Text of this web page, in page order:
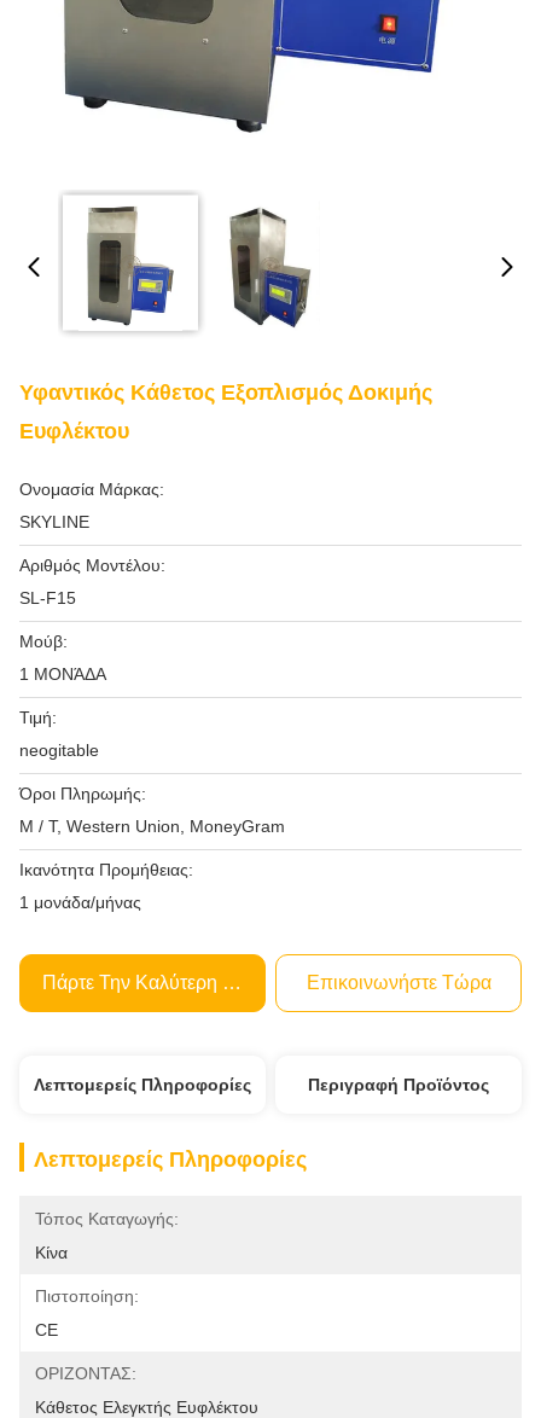
Υφαντικός Κάθετος Εξοπλισμός Δοκιμής
Ευφλέκτου
Ονομασία Μάρκας:
SKYLINE
Αριθμός Μοντέλου:
SL-F15
Μούβ:
1 ΜΟΝΆΔΑ
Τιμή:
neogitable
Όροι Πληρωμής:
Μ / Τ, Western Union, MoneyGram
Ικανότητα Προμήθειας:
1 μονάδα/μήνας
Πάρτε Την Καλύτερη Τιμή Επικοινωνήστε Τώρα
Λεπτομερείς Πληροφορίες Περιγραφή Προϊόντος
Λεπτομερείς Πληροφορίες
Τόπος Καταγωγής:
Κίνα
Πιστοποίηση:
CE
ΟΡΙΖΟΝΤΑΣ:
Κάθετος Ελεγκτής Ευφλέκτου